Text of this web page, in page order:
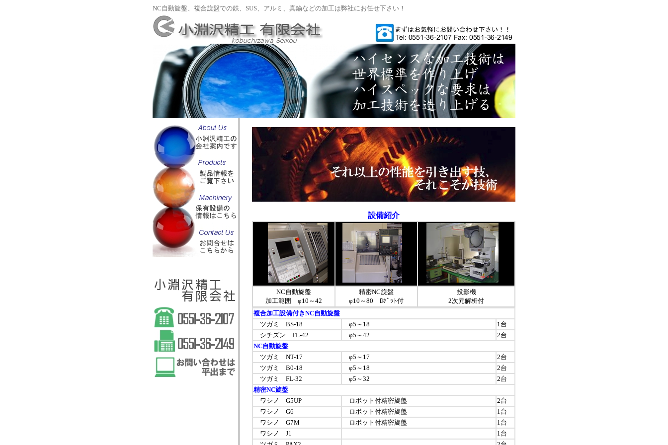
NC自動旋盤、複合旋盤での鉄、SUS、アルミ、真鍮などの加工は弊社にお任せ下さい！
設備紹介
NC自動旋盤
加工範囲 φ10～42
精密NC旋盤
φ10～80 ﾛﾎﾞｯﾄ付
投影機
2次元解析付
複合加工設備付きNC自動旋盤
ツガミ BS-18
φ5～18
1台
シチズン FL-42
φ5～42
2台
NC自動旋盤
ツガミ NT-17
φ5～17
2台
ツガミ B0-18
φ5～18
2台
ツガミ FL-32
φ5～32
2台
精密NC旋盤
ワシノ G5UP
ロボット付精密旋盤
2台
ワシノ G6
ロボット付精密旋盤
1台
ワシノ G7M
ロボット付精密旋盤
1台
ワシノ J1
1台